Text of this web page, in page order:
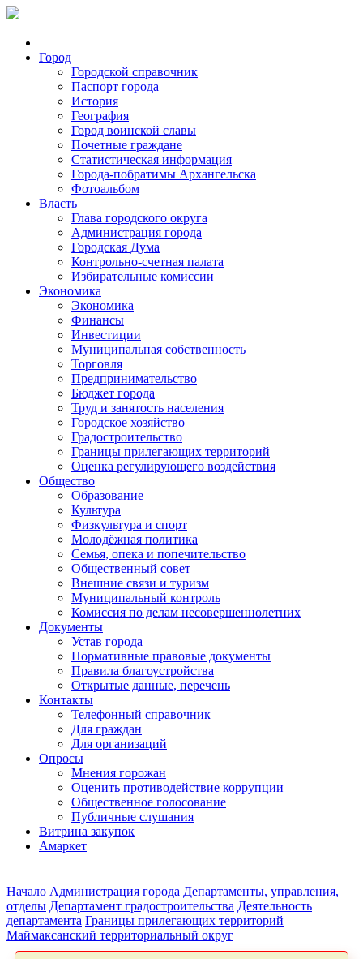
Город
Городской справочник
Паспорт города
История
География
Город воинской славы
Почетные граждане
Статистическая информация
Города-побратимы Архангельска
Фотоальбом
Власть
Глава городского округа
Администрация города
Городская Дума
Контрольно-счетная палата
Избирательные комиссии
Экономика
Экономика
Финансы
Инвестиции
Муниципальная собственность
Торговля
Предпринимательство
Бюджет города
Труд и занятость населения
Городское хозяйство
Градостроительство
Границы прилегающих территорий
Оценка регулирующего воздействия
Общество
Образование
Культура
Физкультура и спорт
Молодёжная политика
Семья, опека и попечительство
Общественный совет
Внешние связи и туризм
Муниципальный контроль
Комиссия по делам несовершеннолетних
Документы
Устав города
Нормативные правовые документы
Правила благоустройства
Открытые данные, перечень
Контакты
Телефонный справочник
Для граждан
Для организаций
Опросы
Мнения горожан
Оценить противодействие коррупции
Общественное голосование
Публичные слушания
Витрина закупок
Амаркет
Начало Администрация города Департаменты, управления,
отделы Департамент градостроительства Деятельность
департамента Границы прилегающих территорий
Маймаксанский территориальный округ